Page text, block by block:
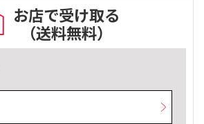
お店で受け取る
（送料無料）